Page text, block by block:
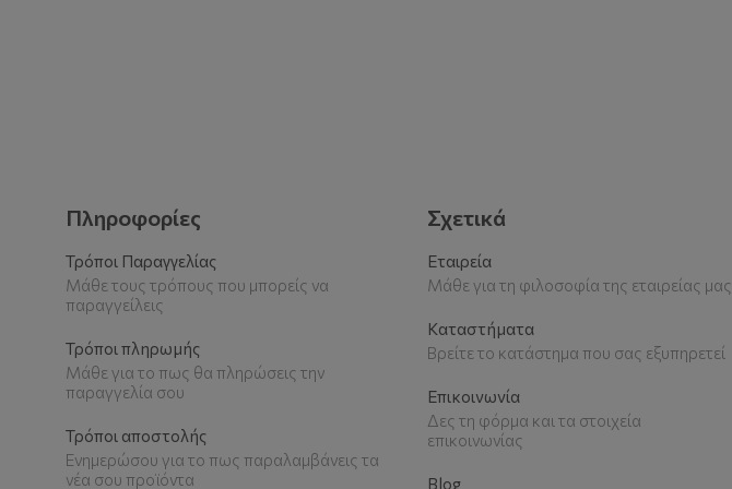
Πληροφορίες
Τρόποι Παραγγελίας
Μάθε τους τρόπους που μπορείς να
παραγγείλεις
Τρόποι πληρωμής
Μάθε για το πως θα πληρώσεις την
παραγγελία σου
Τρόποι αποστολής
Ενημερώσου για το πως παραλαμβάνεις τα
νέα σου προϊόντα
Σχετικά
Εταιρεία
Μάθε για τη φιλοσοφία της εταιρείας μας
Καταστήματα
Βρείτε το κατάστημα που σας εξυπηρετεί
Επικοινωνία
Δες τη φόρμα και τα στοιχεία
επικοινωνίας
Blog